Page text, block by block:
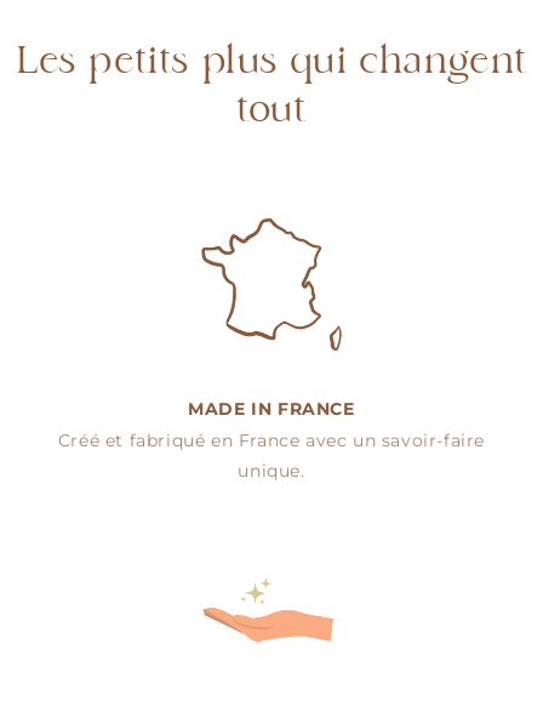
Les petits plus qui changent
tout
MADE IN FRANCE
Créé et fabriqué en France avec un savoir-faire
unique.